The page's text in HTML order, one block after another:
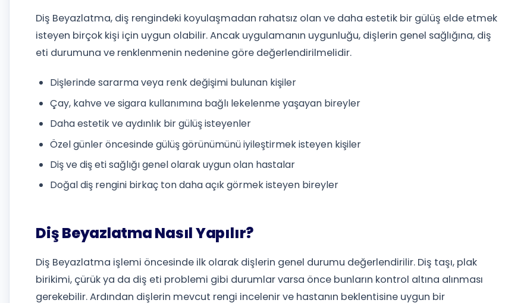
Diş Beyazlatma, diş rengindeki koyulaşmadan rahatsız olan ve daha estetik bir gülüş elde etmek
isteyen birçok kişi için uygun olabilir. Ancak uygulamanın uygunluğu, dişlerin genel sağlığına, diş
eti durumuna ve renklenmenin nedenine göre değerlendirilmelidir.
Dişlerinde sararma veya renk değişimi bulunan kişiler
Çay, kahve ve sigara kullanımına bağlı lekelenme yaşayan bireyler
Daha estetik ve aydınlık bir gülüş isteyenler
Özel günler öncesinde gülüş görünümünü iyileştirmek isteyen kişiler
Diş ve diş eti sağlığı genel olarak uygun olan hastalar
Doğal diş rengini birkaç ton daha açık görmek isteyen bireyler
Diş Beyazlatma Nasıl Yapılır?
Diş Beyazlatma işlemi öncesinde ilk olarak dişlerin genel durumu değerlendirilir. Diş taşı, plak
birikimi, çürük ya da diş eti problemi gibi durumlar varsa önce bunların kontrol altına alınması
gerekebilir. Ardından dişlerin mevcut rengi incelenir ve hastanın beklentisine uygun bir